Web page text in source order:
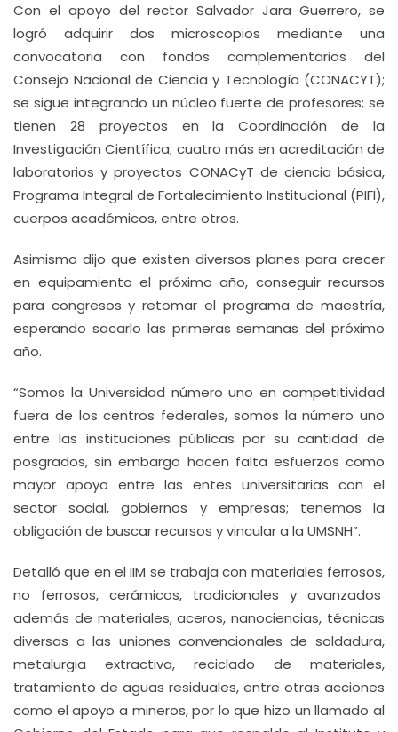
Con el apoyo del rector Salvador Jara Guerrero, se
logró adquirir dos microscopios mediante una
convocatoria con fondos complementarios del
Consejo Nacional de Ciencia y Tecnología (CONACYT);
se sigue integrando un núcleo fuerte de profesores; se
tienen 28 proyectos en la Coordinación de la
Investigación Científica; cuatro más en acreditación de
laboratorios y proyectos CONACyT de ciencia básica,
Programa Integral de Fortalecimiento Institucional (PIFI),
cuerpos académicos, entre otros.
Asimismo dijo que existen diversos planes para crecer
en equipamiento el próximo año, conseguir recursos
para congresos y retomar el programa de maestría,
esperando sacarlo las primeras semanas del próximo
año.
“Somos la Universidad número uno en competitividad
fuera de los centros federales, somos la número uno
entre las instituciones públicas por su cantidad de
posgrados, sin embargo hacen falta esfuerzos como
mayor apoyo entre las entes universitarias con el
sector social, gobiernos y empresas; tenemos la
obligación de buscar recursos y vincular a la UMSNH”.
Detalló que en el IIM se trabaja con materiales ferrosos,
no ferrosos, cerámicos, tradicionales y avanzados
además de materiales, aceros, nanociencias, técnicas
diversas a las uniones convencionales de soldadura,
metalurgia extractiva, reciclado de materiales,
tratamiento de aguas residuales, entre otras acciones
como el apoyo a mineros, por lo que hizo un llamado al